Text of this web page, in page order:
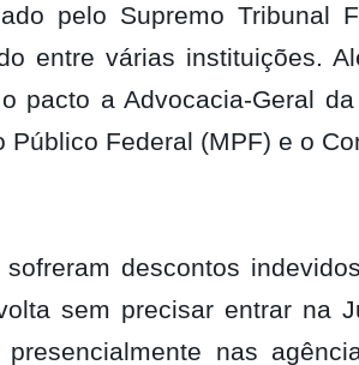
pelo Supremo Tribunal
entre várias instituições.
pacto a Advocacia-Geral
Federal (MPF) e o
descontos
sem precisar entrar na
nas